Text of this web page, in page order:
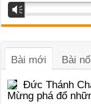
Trình
phát
âm
Vm
Bài mới Bài
Đức Thánh
Mừng phá đổ